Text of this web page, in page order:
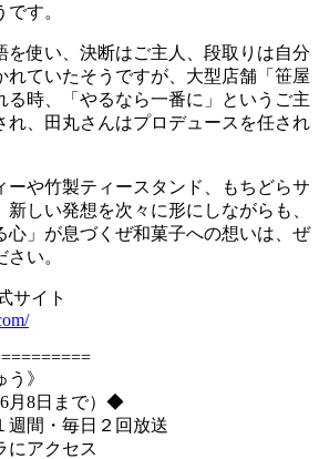
す。
を使い、決断はご主人、段取りは自分
ていたそうですが、大型店舗「笹屋
る時、「やるなら一番に」というご主
れ、田丸さんはプロデュースを任され
ーや竹製ティースタンド、もちどらサ
しい発想を次々に形にしながらも、
心」が息づくぜ和菓子への想いは、ぜ
い。
サイト
》
月8日まで）◆
週間・毎日２回放送
アクセス